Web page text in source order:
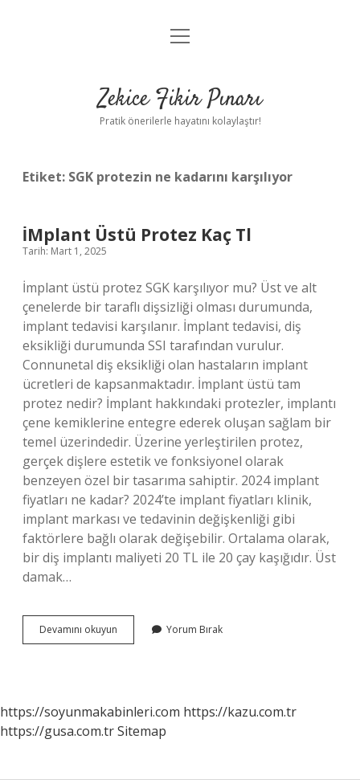
Anasayfa
Yasal Uyarı
menüyü
Zekice Fikir Pınarı
Pratik önerilerle hayatını kolaylaştır!
Etiket: SGK protezin ne kadarını karşılıyor
İMplant Üstü Protez Kaç Tl
Tarih: Mart 1, 2025
İmplant üstü protez SGK karşılıyor mu? Üst ve alt
çenelerde bir taraflı dişsizliği olması durumunda,
implant tedavisi karşılanır. İmplant tedavisi, diş
eksikliği durumunda SSI tarafından vurulur.
Connunetal diş eksikliği olan hastaların implant
ücretleri de kapsanmaktadır. İmplant üstü tam
protez nedir? İmplant hakkındaki protezler, implantı
çene kemiklerine entegre ederek oluşan sağlam bir
temel üzerindedir. Üzerine yerleştirilen protez,
gerçek dişlere estetik ve fonksiyonel olarak
benzeyen özel bir tasarıma sahiptir. 2024 implant
fiyatları ne kadar? 2024’te implant fiyatları klinik,
implant markası ve tedavinin değişkenliği gibi
faktörlere bağlı olarak değişebilir. Ortalama olarak,
bir diş implantı maliyeti 20 TL ile 20 çay kaşığıdır. Üst
damak…
Devamını okuyun
Üstü
Yorum Bırak
https://soyunmakabinleri.com https://kazu.com.tr
https://gusa.com.trSitemap